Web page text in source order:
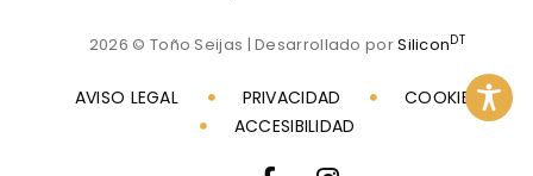
2026 © Toño Seijas | Desarrollado porSilicon DT
AVISO LEGAL PRIVACIDAD
COOKIES
ACCESIBILIDAD